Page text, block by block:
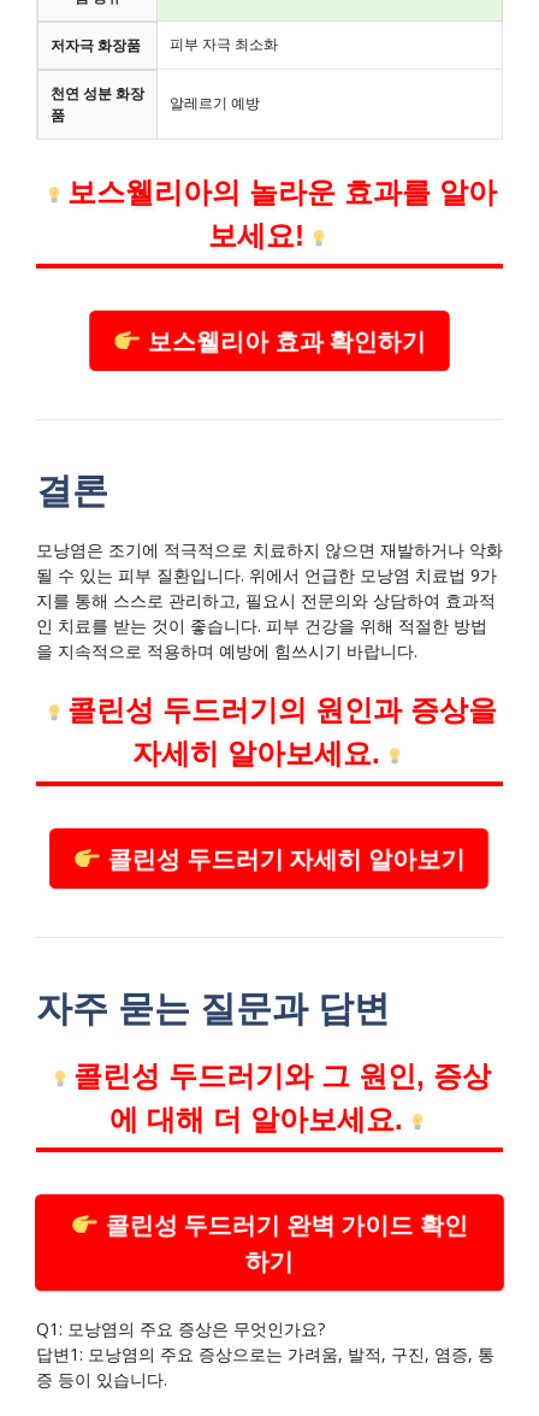
저자극 화장품 피부 자극 최소화
천연 성분 화장
품
알레르기 예방
보스웰리아의 놀라운 효과를 알아
보세요!
보스웰리아 효과 확인하기
결론
모낭염은 조기에 적극적으로 치료하지 않으면 재발하거나 악화
될 수 있는 피부 질환입니다. 위에서 언급한 모낭염 치료법 9가
지를 통해 스스로 관리하고, 필요시 전문의와 상담하여 효과적
인 치료를 받는 것이 좋습니다. 피부 건강을 위해 적절한 방법
을 지속적으로 적용하며 예방에 힘쓰시기 바랍니다.
콜린성 두드러기의 원인과 증상을
자세히 알아보세요.
콜린성 두드러기 자세히 알아보기
자주 묻는 질문과 답변
콜린성 두드러기와 그 원인, 증상
에 대해 더 알아보세요.
콜린성 두드러기 완벽 가이드 확인
하기
Q1: 모낭염의 주요 증상은 무엇인가요?
답변1: 모낭염의 주요 증상으로는 가려움, 발적, 구진, 염증, 통
증 등이 있습니다.